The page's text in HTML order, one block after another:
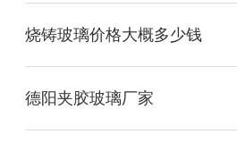
烧铸玻璃价格大概多少钱
德阳夹胶玻璃厂家